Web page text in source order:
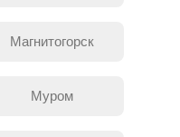
Магнитогорск
Муром